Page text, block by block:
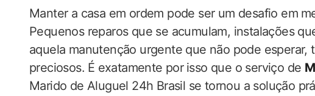
Manter a casa em ordem pode‌ ser um desafio em
Pequenos reparos que se acumulam, instalações
aquela manutenção urgente‌ que não pode esperar,
preciosos. É⁢ exatamente por ⁢isso que o serviço de
Marido de Aluguel 24h Brasil se tornou a ‍solução